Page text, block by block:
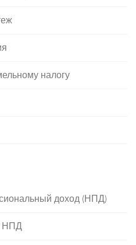
налогу
доход (НПД)
НПД